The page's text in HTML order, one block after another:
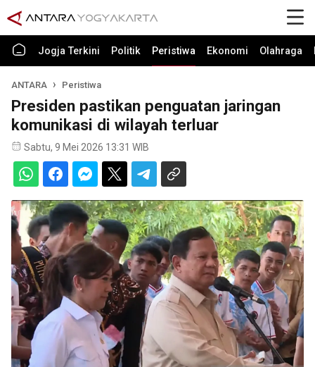
Jogja Terkini Politik Peristiwa Ekonomi Olahraga
ANTARA Peristiwa
Presiden pastikan penguatan jaringan
komunikasi di wilayah terluar
Sabtu, 9 Mei 2026 13:31 WIB